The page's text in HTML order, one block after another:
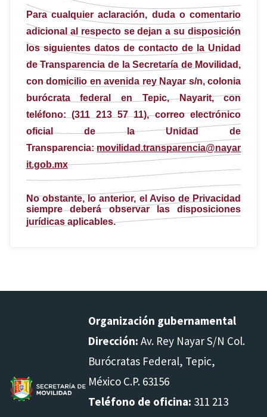
Para cualquier aclaración, duda o comentario
adicional al respecto se dejan a su disposición
los siguientes datos de contacto de la Unidad
de Transparencia de la Secretaría de Movilidad,
con domicilio en avenida rey Nayar s/n, colonia
burócrata federal en Tepic, Nayarit, con
teléfono: (311 213 57 11), correo electrónico
oficial de la Unidad de
Transparencia:movilidad.transparencia@nayar
it.gob.mx
No obstante, lo anterior, el Aviso de Privacidad
siempre deberá observar las disposiciones
jurídicas aplicables.
Organización gubernamental
Dirección: Av. Rey Nayar S/N Col.
Burócratas Federal, Tepic,
México C.P. 63156
Teléfono de oficina: 311 213